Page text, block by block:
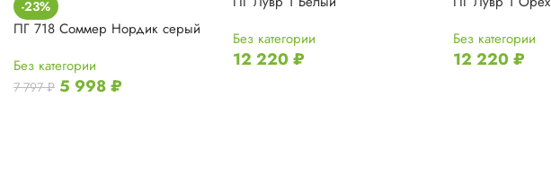
-23%
ПГ 718 Соммер Нордик серый
Без категории
7 797₽ 5 998₽
Без категории
12 220₽
Без категории
12 220₽